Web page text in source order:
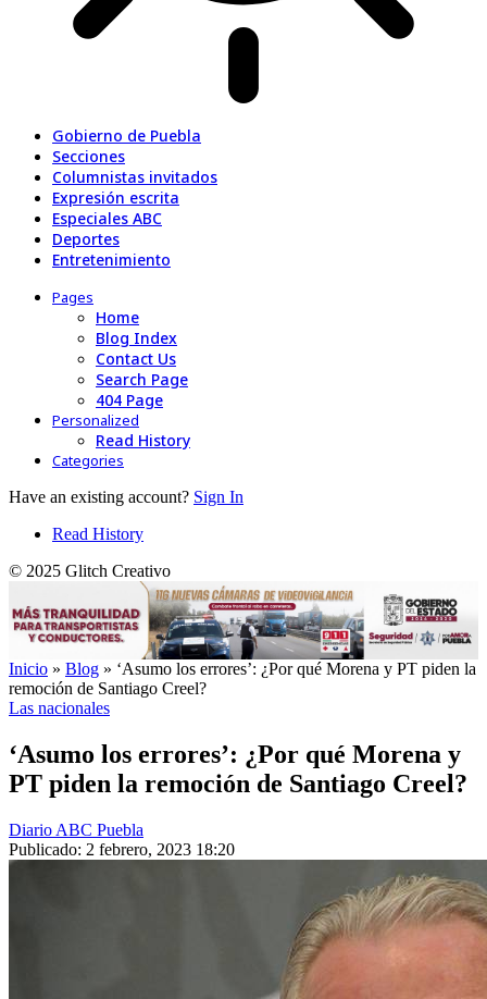
Gobierno de Puebla
Secciones
Columnistas invitados
Expresión escrita
Especiales ABC
Deportes
Entretenimiento
Pages
Home
Blog Index
Contact Us
Search Page
404 Page
Personalized
Read History
Categories
Have an existing account? Sign In
Read History
© 2025 Glitch Creativo
Inicio » Blog » ‘Asumo los errores’: ¿Por qué Morena y PT piden la
remoción de Santiago Creel?
Las nacionales
‘Asumo los errores’: ¿Por qué Morena y
PT piden la remoción de Santiago Creel?
Diario ABC Puebla
Publicado: 2 febrero, 2023 18:20